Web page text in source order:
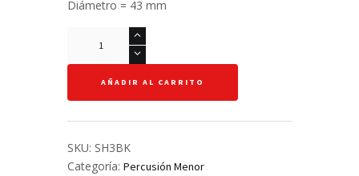
Diámetro = 43 mm
shaker
AÑADIR AL CARRITO
SKU: SH3BK
Categoría: Percusión Menor